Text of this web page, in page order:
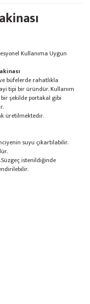
Kullanıma Uygun
büfelerde rahatlıkla
tipi bir üründür. Kullanım
şekilde portakal gibi
üretilmektedir.
suyu çıkartılabilir.
istenildiğinde